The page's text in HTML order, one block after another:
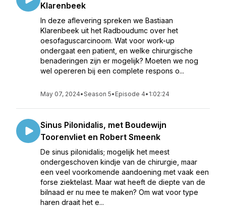
Klarenbeek
In deze aflevering spreken we Bastiaan
Klarenbeek uit het Radboudumc over het
oesofaguscarcinoom. Wat voor work-up
ondergaat een patient, en welke chirurgische
benaderingen zijn er mogelijk? Moeten we nog
wel opereren bij een complete respons o...
May 07, 2024•Season 5• Episode 4• 1:02:24
Sinus Pilonidalis, met Boudewijn
Toorenvliet en Robert Smeenk
De sinus pilonidalis; mogelijk het meest
ondergeschoven kindje van de chirurgie, maar
een veel voorkomende aandoening met vaak een
forse ziektelast. Maar wat heeft de diepte van de
bilnaad er nu mee te maken? Om wat voor type
haren draait het e...